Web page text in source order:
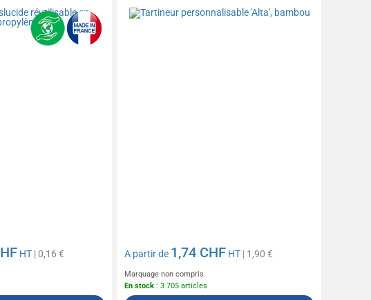
HT| 0,16 € A partir de 1,74 CHF HT | 1,90 €
Marquage non compris
En stock : 3 705 articles